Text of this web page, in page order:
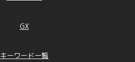
GX
キーワード一覧